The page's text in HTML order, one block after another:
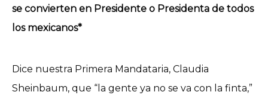
se convierten en Presidente o Presidenta de todos
los mexicanos*
Dice nuestra Primera Mandataria, Claudia
Sheinbaum, que “la gente ya no se va con la finta,”